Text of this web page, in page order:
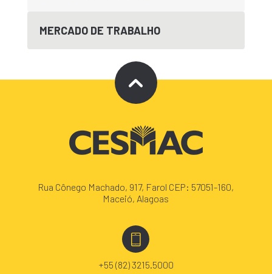
MERCADO DE TRABALHO
Rua Cônego Machado, 917, Farol CEP: 57051-160,
Maceió, Alagoas
+55 (82) 3215.5000